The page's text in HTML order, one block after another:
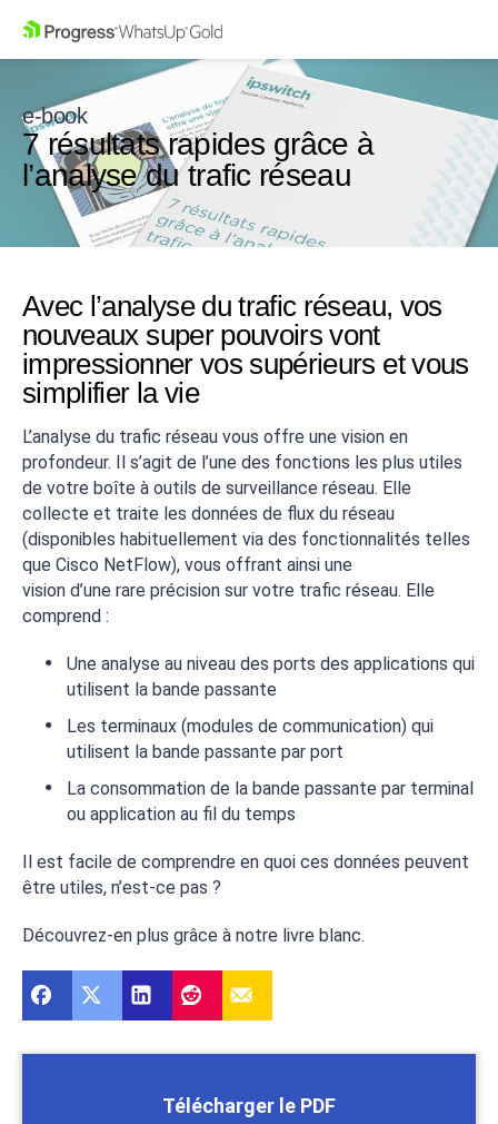
e-book
7 résultats rapides grâce à
l’analyse du trafic réseau
Avec l’analyse du trafic réseau, vos
nouveaux super pouvoirs vont
impressionner vos supérieurs et vous
simplifier la vie
L’analyse du trafic réseau vous offre une vision en
profondeur. Il s’agit de l’une des fonctions les plus utiles
de votre boîte à outils de surveillance réseau. Elle
collecte et traite les données de flux du réseau
(disponibles habituellement via des fonctionnalités telles
que Cisco NetFlow), vous offrant ainsi une
vision d’une rare précision sur votre trafic réseau. Elle
comprend :
Une analyse au niveau des ports des applications qui
utilisent la bande passante
Les terminaux (modules de communication) qui
utilisent la bande passante par port
La consommation de la bande passante par terminal
ou application au fil du temps
Il est facile de comprendre en quoi ces données peuvent
être utiles, n’est-ce pas ?
Découvrez-en plus grâce à notre livre blanc.
Télécharger le PDF